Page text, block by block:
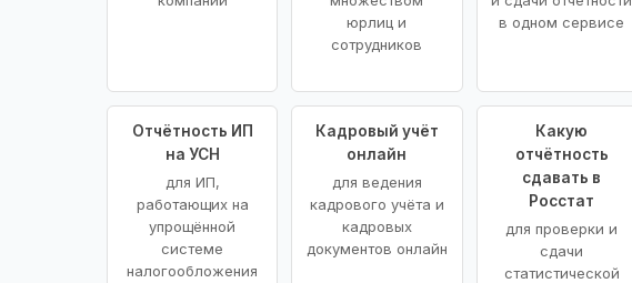
юрлиц и
сотрудников
в одном сервисе
Отчётность ИП
на УСН
для ИП,
работающих на
упрощённой
системе
налогообложения
Кадровый учёт
онлайн
для ведения
кадрового учёта и
кадровых
документов онлайн
Какую
отчётность
сдавать в
Росстат
для проверки и
сдачи
статистической